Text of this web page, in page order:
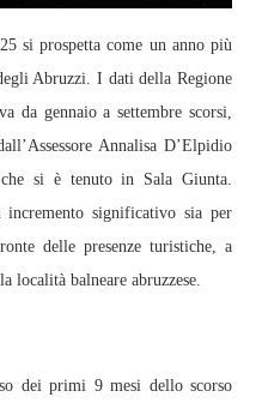
si prospetta come un anno più
Abruzzi. I dati della Regione
da gennaio a settembre scorsi,
Annalisa D’Elpidio
si è tenuto in Sala Giunta.
significativo sia per
delle presenze turistiche, a
località balneare abruzzese.
dei primi 9 mesi dello scorso